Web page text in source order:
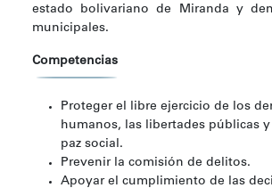
estado bolivariano de Miranda y
municipales.
Competencias
Proteger el libre ejercicio de los
humanos, las libertades públicas
paz social.
Prevenir la comisión de delitos.
Apoyar el cumplimiento de las